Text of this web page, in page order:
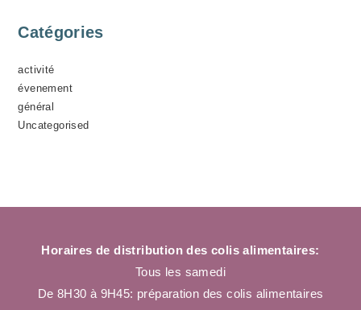
Catégories
activité
évenement
général
Uncategorised
Horaires de distribution des colis alimentaires:
Tous les samedi
De 8H30 à 9H45: préparation des colis alimentaires